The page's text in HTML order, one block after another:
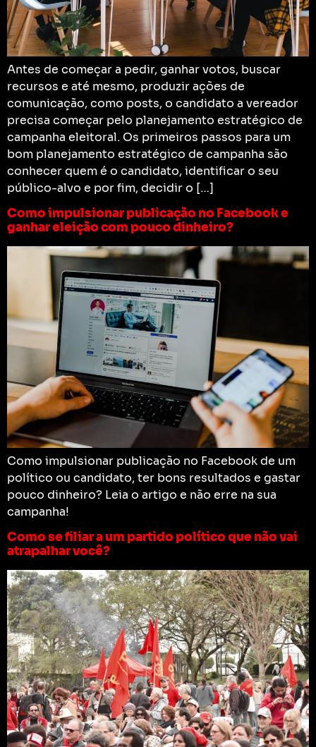
Antes de começar a pedir, ganhar votos, buscar
recursos e até mesmo, produzir ações de
comunicação, como posts, o candidato a vereador
precisa começar pelo planejamento estratégico de
campanha eleitoral. Os primeiros passos para um
bom planejamento estratégico de campanha são
conhecer quem é o candidato, identificar o seu
público-alvo e por fim, decidir o […]
Como impulsionar publicação no Facebook e
ganhar eleição com pouco dinheiro?
Como impulsionar publicação no Facebook de um
político ou candidato, ter bons resultados e gastar
pouco dinheiro? Leia o artigo e não erre na sua
campanha!
Como se filiar a um partido político que não vai
atrapalhar você?